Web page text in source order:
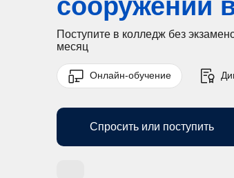
сооружений
Поступите в колледж без
месяц
Онлайн-обучение
Спросить или поступить